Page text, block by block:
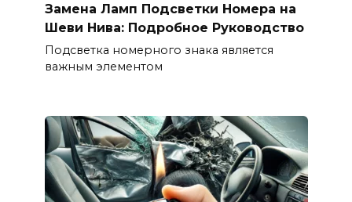
Замена Ламп Подсветки Номера на
Шеви Нива: Подробное Руководство
Подсветка номерного знака является
важным элементом